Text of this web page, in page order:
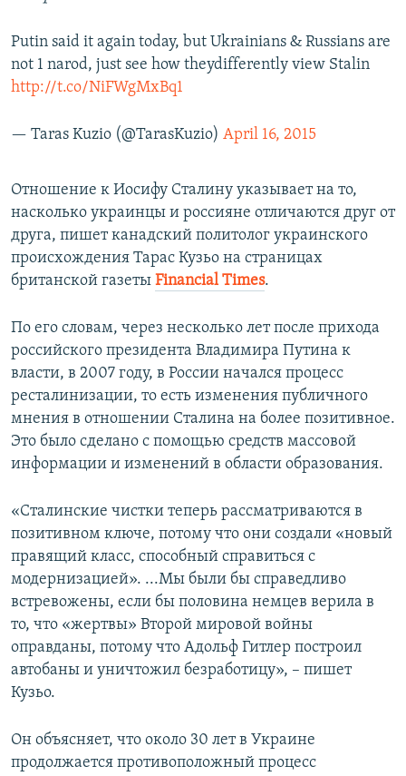
Putin said it again today, but Ukrainians & Russians are
not 1 narod, just see how theydifferently view Stalin
http://t.co/NiFWgMxBq1
— Taras Kuzio (@TarasKuzio) April 16, 2015
Отношение к Иосифу Сталину указывает на то,
насколько украинцы и россияне отличаются друг от
друга, пишет канадский политолог украинского
происхождения Тарас Кузьо на страницах
британской газеты ​ Financial Times.
По его словам, через несколько лет после прихода
российского президента Владимира Путина к
власти, в 2007 году, в России начался процесс
ресталинизации, то есть изменения публичного
мнения в отношении Сталина на более позитивное.
Это было сделано с помощью средств массовой
информации и изменений в области образования.
«Сталинские чистки теперь рассматриваются в
позитивном ключе, потому что они создали «новый
правящий класс, способный справиться с
модернизацией». ...Мы были бы справедливо
встревожены, если бы половина немцев верила в
то, что «жертвы» Второй мировой войны
оправданы, потому что Адольф Гитлер построил
автобаны и уничтожил безработицу», – пишет
Кузьо.
Он объясняет, что около 30 лет в Украине
продолжается противоположный процесс